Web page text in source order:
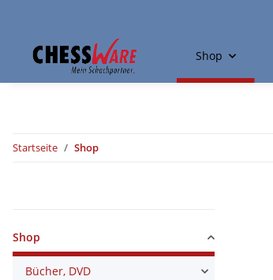
Shop
Startseite Shop
Shop
Bücher, DVD